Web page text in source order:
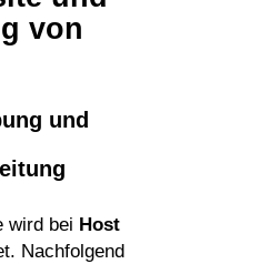
von
und
wird bei Host
Nach­fol­gend